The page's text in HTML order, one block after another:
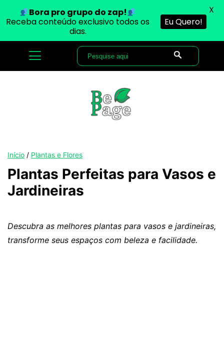
Início / Plantas e Flores
Plantas Perfeitas para Vasos e
Jardineiras
Descubra as melhores plantas para vasos e jardineiras,
transforme seus espaços com beleza e facilidade.
Bora pro grupo do zap!
Receba conteúdo exclusivo todos os
dias.
Eu Quero!
X